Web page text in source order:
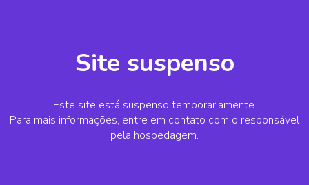
Site suspenso
Este site está suspenso temporariamente.
Para mais informações, entre em contato com o responsável
pela hospedagem.